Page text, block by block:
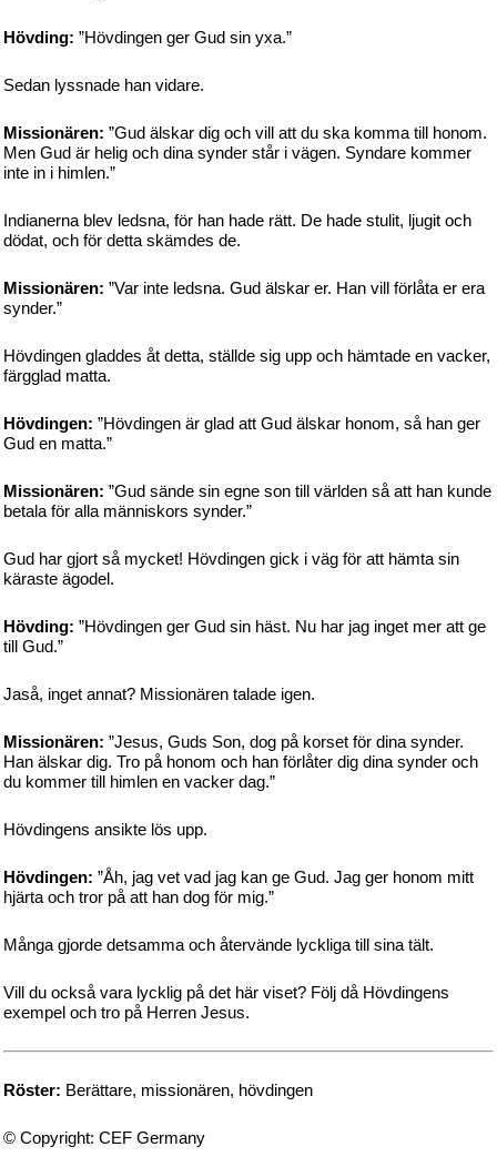
Hövding: ”Hövdingen ger Gud sin yxa.”
Sedan lyssnade han vidare.
Missionären: ”Gud älskar dig och vill att du ska komma till honom.
Men Gud är helig och dina synder står i vägen. Syndare kommer
inte in i himlen.”
Indianerna blev ledsna, för han hade rätt. De hade stulit, ljugit och
dödat, och för detta skämdes de.
Missionären: ”Var inte ledsna. Gud älskar er. Han vill förlåta er era
synder.”
Hövdingen gladdes åt detta, ställde sig upp och hämtade en vacker,
färgglad matta.
Hövdingen: ”Hövdingen är glad att Gud älskar honom, så han ger
Gud en matta.”
Missionären: ”Gud sände sin egne son till världen så att han kunde
betala för alla människors synder.”
Gud har gjort så mycket! Hövdingen gick i väg för att hämta sin
käraste ägodel.
Hövding: ”Hövdingen ger Gud sin häst. Nu har jag inget mer att ge
till Gud.”
Jaså, inget annat? Missionären talade igen.
Missionären: ”Jesus, Guds Son, dog på korset för dina synder.
Han älskar dig. Tro på honom och han förlåter dig dina synder och
du kommer till himlen en vacker dag.”
Hövdingens ansikte lös upp.
Hövdingen: ”Åh, jag vet vad jag kan ge Gud. Jag ger honom mitt
hjärta och tror på att han dog för mig.”
Många gjorde detsamma och återvände lyckliga till sina tält.
Vill du också vara lycklig på det här viset? Följ då Hövdingens
exempel och tro på Herren Jesus.
Röster: Berättare, missionären, hövdingen
© Copyright: CEF Germany